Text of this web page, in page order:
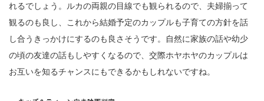
れるでしょう。ルカの両親の目線でも観られるので、夫婦揃って
観るのも良し、これから結婚予定のカップルも子育ての方針を話
し合うきっかけにするのも良さそうです。自然に家族の話や幼少
の頃の友達の話もしやすくなるので、交際ホヤホヤのカップルは
お互いを知るチャンスにもできるかもしれないですね。